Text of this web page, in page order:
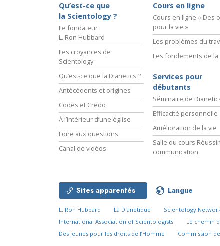
Qu’est-ce que
la Scientology ?
Le fondateur
L. Ron Hubbard
Les croyances de
Scientology
Qu’est-ce que la Dianetics ?
Antécédents et origines
Codes et Credo
À l’intérieur d’une église
Foire aux questions
Canal de vidéos
Cours en ligne
Cours en ligne « Des
pour la vie »
Les problèmes du
Les fondements de la
Services pour
débutants
Séminaire de
Efficacité personnelle
Amélioration de la vie
Salle du cours
communication
Sites apparentés Langue
L. Ron Hubbard La Dianétique Scientology
International Association of Scientologists
Le chemin
Des jeunes pour les droits de l’Homme
Commission